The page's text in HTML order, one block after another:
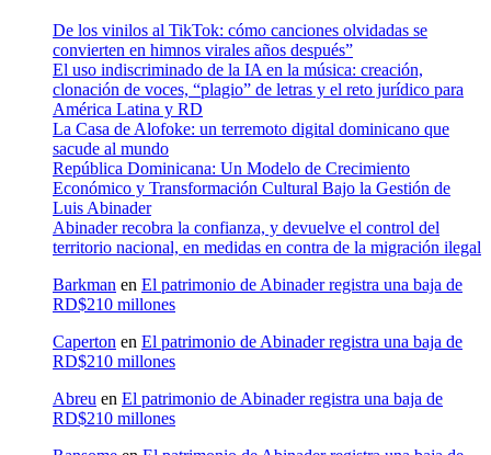
De los vinilos al TikTok: cómo canciones olvidadas se
convierten en himnos virales años después”
El uso indiscriminado de la IA en la música: creación,
clonación de voces, “plagio” de letras y el reto jurídico para
América Latina y RD
La Casa de Alofoke: un terremoto digital dominicano que
sacude al mundo
República Dominicana: Un Modelo de Crecimiento
Económico y Transformación Cultural Bajo la Gestión de
Luis Abinader
Abinader recobra la confianza, y devuelve el control del
territorio nacional, en medidas en contra de la migración ilegal
Barkman en El patrimonio de Abinader registra una baja de
RD$210 millones
Caperton en El patrimonio de Abinader registra una baja de
RD$210 millones
Abreu en El patrimonio de Abinader registra una baja de
RD$210 millones